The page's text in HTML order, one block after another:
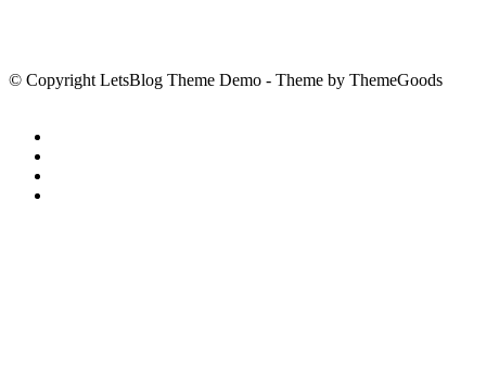
© Copyright LetsBlog Theme Demo - Theme by ThemeGoods